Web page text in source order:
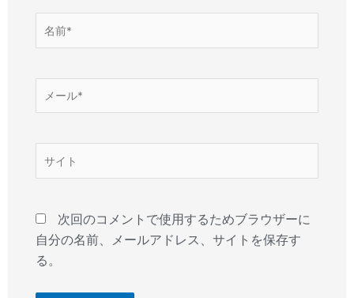
*
次回のコメントで使用するためブラウザーに
自分の名前、メールアドレス、サイトを保存す
る。